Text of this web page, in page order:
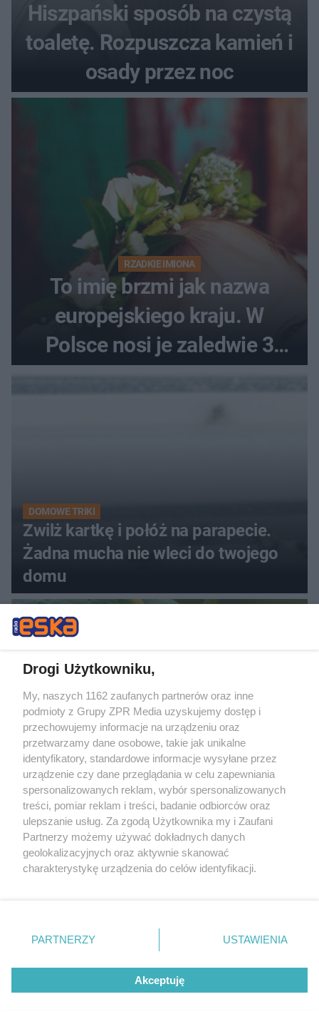
Hiszpański sposób na czystą
toaletę. Rozpuszcza kamień i
osady przez noc
RZADKIE IMIONA
To imię brzmi jak nazwa
europejskiego kraju. W
Polsce nosi je zaledwie 3
DOMOWE TRIKI
Zwilż kartkę i połóż na parapecie.
Żadna mucha nie wleci do twojego
domu
PIELĘGNACJA BORÓWKI
Zrób to po zebraniu borówek, a za
rok zbiory będą obfite
ZAKUPY
Drogi Użytkowniku,
My, naszych 1162 zaufanych partnerów oraz inne
podmioty z Grupy ZPR Media uzyskujemy dostęp i
przechowujemy informacje na urządzeniu oraz
przetwarzamy dane osobowe, takie jak unikalne
identyfikatory, standardowe informacje wysyłane przez
urządzenie czy dane przeglądania w celu zapewniania
spersonalizowanych reklam, wybór spersonalizowanych
treści, pomiar reklam i treści, badanie odbiorców oraz
ulepszanie usług. Za zgodą Użytkownika my i Zaufani
Partnerzy możemy używać dokładnych danych
geolokalizacyjnych oraz aktywnie skanować
charakterystykę urządzenia do celów identyfikacji.
zmienić/wycofać klikając przycisk ustawień prywatności
znajdujący się w lewym dolnym rogu strony
rodzaje przetwarzania danych nie wymagają zgody
użytkownika, ale masz prawo sprzeciwić się takiemu
przetwarzaniu. Preferencje będą miały zastosowanie tylko
PARTNERZY USTAWIENIA
Akceptuję